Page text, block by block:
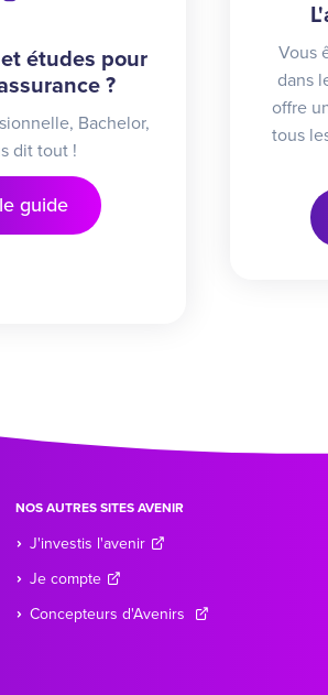
études pour
?
Bachelor,
dit tout !
guide
Vous
dans
offre
tous
NOS AUTRES SITES AVENIR
J'investis l'avenir
Je compte
Concepteurs d'Avenirs